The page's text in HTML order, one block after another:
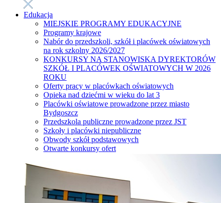
Edukacja
MIEJSKIE PROGRAMY EDUKACYJNE
Programy krajowe
Nabór do przedszkoli, szkół i placówek oświatowych
na rok szkolny 2026/2027
KONKURSY NA STANOWISKA DYREKTORÓW
SZKÓŁ I PLACÓWEK OŚWIATOWYCH W 2026
ROKU
Oferty pracy w placówkach oświatowych
Opieka nad dziećmi w wieku do lat 3
Placówki oświatowe prowadzone przez miasto
Bydgoszcz
Przedszkola publiczne prowadzone przez JST
Szkoły i placówki niepubliczne
Obwody szkół podstawowych
Otwarte konkursy ofert